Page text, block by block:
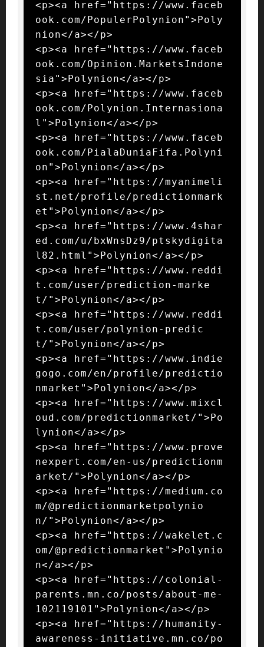
<p><a href="https://www.faceb
ook.com/PopulerPolynion">Poly
nion</a></p>
<p><a href="https://www.faceb
ook.com/Opinion.MarketsIndone
sia">Polynion</a></p>
<p><a href="https://www.faceb
ook.com/Polynion.Internasiona
l">Polynion</a></p>
<p><a href="https://www.faceb
ook.com/PialaDuniaFifa.Polyni
on">Polynion</a></p>
<p><a href="https://myanimeli
st.net/profile/predictionmark
et">Polynion</a></p>
<p><a href="https://www.4shar
ed.com/u/bxWnsDz9/ptskydigita
l82.html">Polynion</a></p>
<p><a href="https://www.reddi
t.com/user/prediction-marke
t/">Polynion</a></p>
<p><a href="https://www.reddi
t.com/user/polynion-predic
t/">Polynion</a></p>
<p><a href="https://www.indie
gogo.com/en/profile/predictio
nmarket">Polynion</a></p>
<p><a href="https://www.mixcl
oud.com/predictionmarket/">Po
lynion</a></p>
<p><a href="https://www.prove
nexpert.com/en-us/predictionm
arket/">Polynion</a></p>
<p><a href="https://medium.co
m/@predictionmarketpolynio
n/">Polynion</a></p>
<p><a href="https://wakelet.c
om/@predictionmarket">Polynio
n</a></p>
<p><a href="https://colonial-
parents.mn.co/posts/about-me-
102119101">Polynion</a></p>
<p><a href="https://humanity-
awareness-initiative.mn.co/po